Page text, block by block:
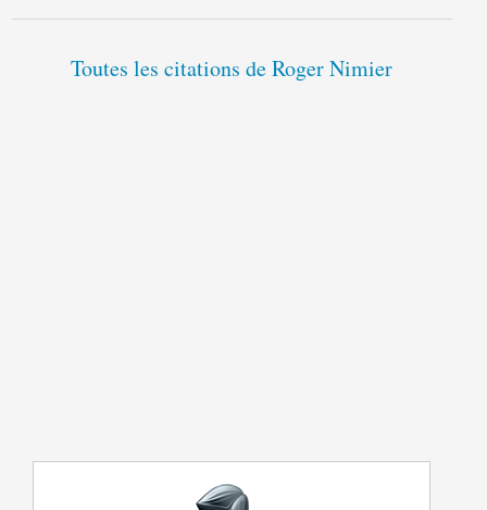
Toutes les citations de Roger Nimier